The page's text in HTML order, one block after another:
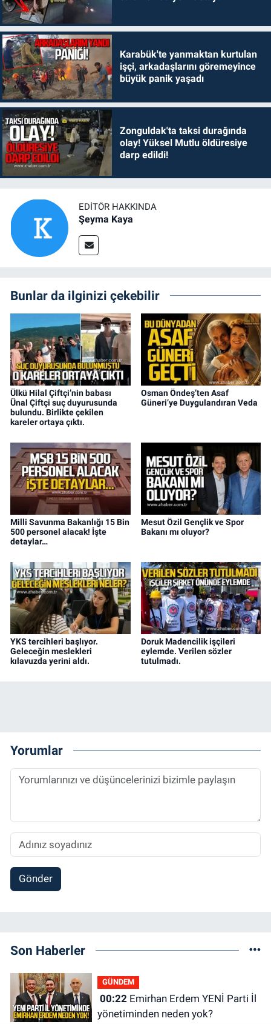
Karabük'te yanmaktan kurtulan
işçi, arkadaşlarını göremeyince
büyük panik yaşadı
Zonguldak'ta taksi durağında
olay! Yüksel Mutlu öldüresiye
darp edildi!
EDITÖR HAKKINDA
Şeyma Kaya
Bunlar da ilginizi çekebilir
Ülkü Hilal Çiftçi’nin babası
Ünal Çiftçi suç duyurusunda
bulundu. Birlikte çekilen
kareler ortaya çıktı.
Osman Öndeş’ten Asaf
Güneri’ye Duygulandıran Veda
Milli Savunma Bakanlığı 15 Bin
500 personel alacak! İşte
detaylar…
Mesut Özil Gençlik ve Spor
Bakanı mı oluyor?
YKS tercihleri başlıyor.
Geleceğin meslekleri
kılavuzda yerini aldı.
Doruk Madencilik işçileri
eylemde. Verilen sözler
tutulmadı.
Yorumlar
Gönder
Son Haberler
GÜNDEM
00:22Emirhan Erdem YENİ Parti İl
yönetiminden neden yok?